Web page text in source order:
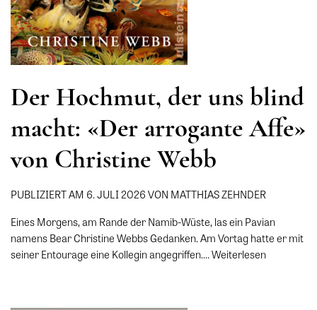
Der Hochmut, der uns blind
macht: «Der arrogante Affe»
von Christine Webb
PUBLIZIERT AM 6. JULI 2026 VON MATTHIAS ZEHNDER
Eines Morgens, am Rande der Namib-Wüste, las ein Pavian
namens Bear Christine Webbs Gedanken. Am Vortag hatte er mit
seiner Entourage eine Kollegin angegriffen.…Weiterlesen